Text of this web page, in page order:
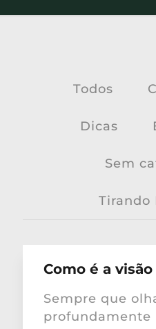
Todos
Dicas
Sem
Tirando
Como é a
Sempre que
profundamente